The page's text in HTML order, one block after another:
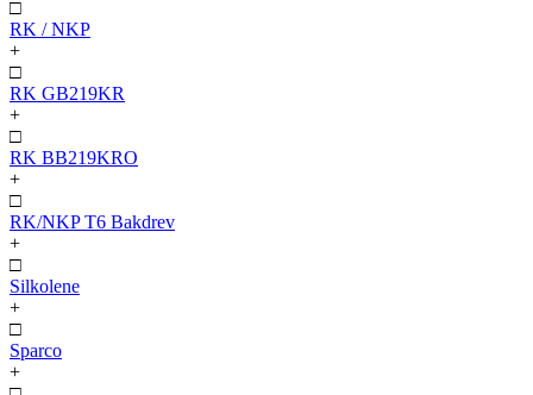
□
RK / NKP
+
□
RK GB219KR
+
□
RK BB219KRO
+
□
RK/NKP T6 Bakdrev
+
□
Silkolene
+
□
Sparco
+